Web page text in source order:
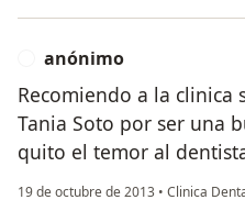
anónimo
Recomiendo a la clinica
Tania Soto por ser una
quito el temor al
19 de octubre de 2013 • Clinica